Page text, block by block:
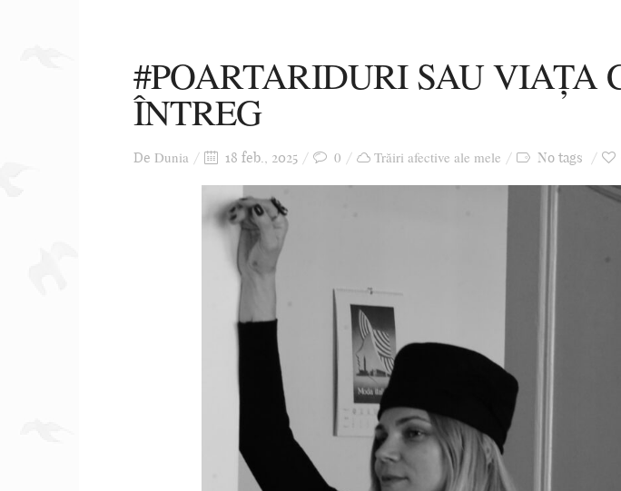
#POARTARIDURI SAU VIAȚA
ÎNTREG
De Dunia 18 feb., 2025 0 Trăiri afective ale mele No tags